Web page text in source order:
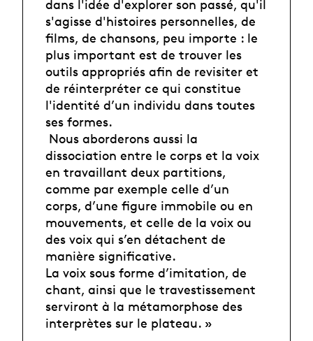
dans l'idée d'explorer son passé, qu'il
s'agisse d'histoires personnelles, de
films, de chansons, peu importe : le
plus important est de trouver les
outils appropriés afin de revisiter et
de réinterpréter ce qui constitue
l'identité d’un individu dans toutes
ses formes.
Nous aborderons aussi la
dissociation entre le corps et la voix
en travaillant deux partitions,
comme par exemple celle d’un
corps, d’une figure immobile ou en
mouvements, et celle de la voix ou
des voix qui s’en détachent de
manière significative.
La voix sous forme d’imitation, de
chant, ainsi que le travestissement
serviront à la métamorphose des
interprètes sur le plateau. »